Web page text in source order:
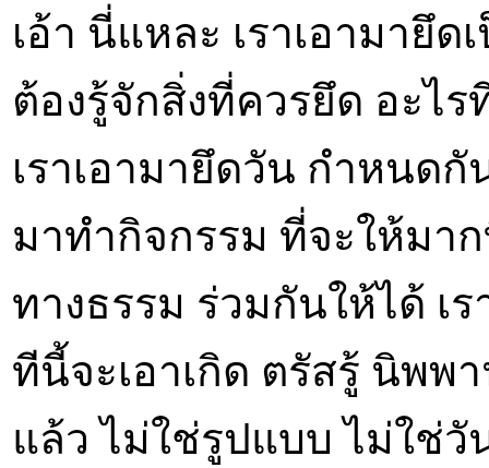
เอ้า นี่แหละ เราเอามายึ
ต้องรู้จักสิ่งที่ควรยึด อะไ
เราเอามายึดวัน กำหนด
มาทำกิจกรรม ที่จะให้มา
ทางธรรม ร่วมกันให้ได้ เ
ทีนี้จะเอาเกิด ตรัสรู้ นิพพ
แล้ว ไม่ใช่รูปแบบ ไม่ใช่วั